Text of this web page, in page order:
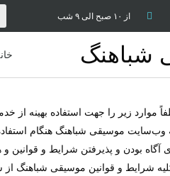
از ۱۰ صبح الی ۹ شب
شباهنگ
موارد زیر را جهت استفاده بهینه از
وب‏‌سایت موسیقی شباهنگ هنگام
آگاه بودن و پذیرفتن شرایط و
شرایط و قوانین موسیقی شباهنگ